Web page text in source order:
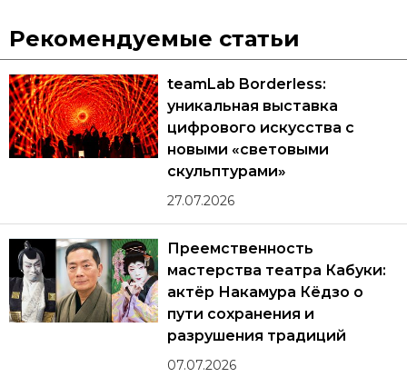
Рекомендуемые статьи
teamLab Borderless:
уникальная выставка
цифрового искусства с
новыми «световыми
скульптурами»
27.07.2026
Преемственность
мастерства театра Кабуки:
актёр Накамура Кёдзо о
пути сохранения и
разрушения традиций
07.07.2026